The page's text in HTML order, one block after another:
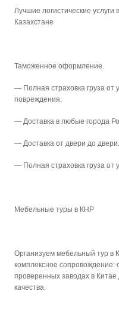
Лучшие логистические услуги в
Казахстане
Таможенное оформление.
— Полная страховка груза от
повреждения.
— Доставка в любые города
— Доставка от двери до двери.
— Полная страховка груза от
Мебельные туры в КНР
Организуем мебельный тур в
комплексное сопровождение:
проверенных заводах в
качества.